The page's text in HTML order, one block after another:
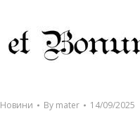
Новини By mater 14/09/2025